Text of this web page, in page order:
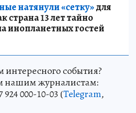
натянули «сетку»для
страна 13 лет тайно
инопланетных гостей
интересного события?
нашим журналистам:
000-10-03 (Telegram,